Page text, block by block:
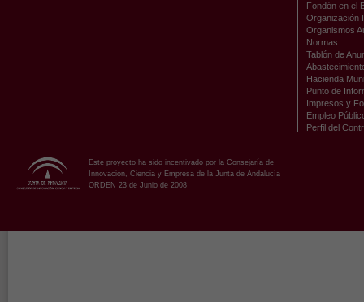
Fondón en el
Organización
Organismos
Normas
Tablón de
Hacienda
Punto de
Impresos y
Empleo
Perfil del
Este proyecto ha sido incentivado por la Consejaría de
Innovación, Ciencia y Empresa de la Junta de Andalucía
ORDEN 23 de Junio de 2008